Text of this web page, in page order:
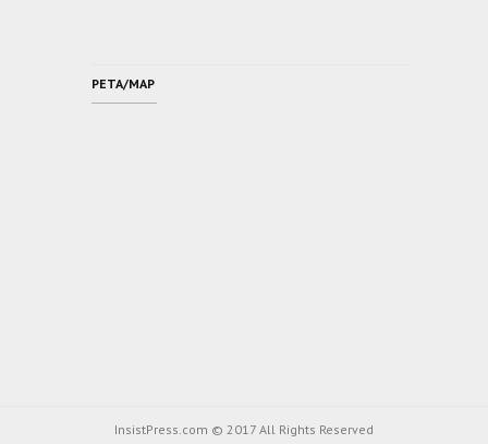
PETA/MAP
InsistPress.com © 2017 All Rights Reserved